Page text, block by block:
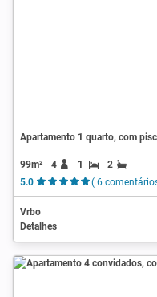
Apartamento 1 quarto, com
99m² 4 1
2
5.0
( 6
Vrbo
Detalhes